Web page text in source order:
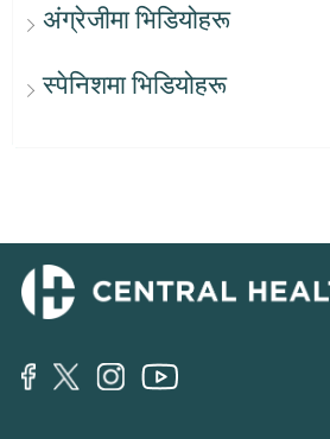
अंग्रेजीमा भिडियोहरू
स्पेनिशमा भिडियोहरू